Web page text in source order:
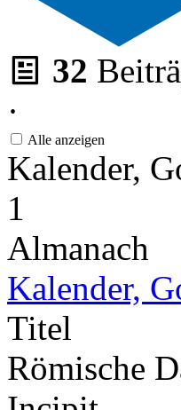
32
·
Alle anzeigen
Kalender,
1
Almanach
Kalender,
Titel
Römische